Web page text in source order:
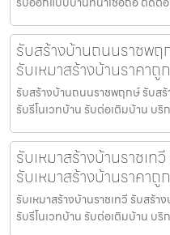
รับสร้างบ้านถนนราชพ
รับเหมาสร้างบ้านราคาถู
รับสร้างบ้านถนนราชพฤกษ์ รับสร้
รับรีโนเวทบ้าน รับต่อเติมบ้าน บ
รับเหมาสร้างบ้านราชเ
รับเหมาสร้างบ้านราคาถู
รับเหมาสร้างบ้านราชเทวี รับสร้า
รับรีโนเวทบ้าน รับต่อเติมบ้าน บ